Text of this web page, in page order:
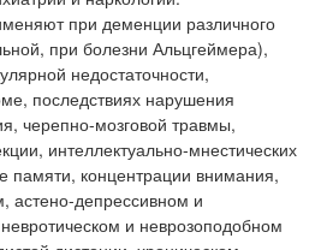
при деменции различного
при болезни Альцгеймера),
недостаточности,
последствиях нарушения
черепно-мозговой травмы,
интеллектуально-мнестических
памяти, концентрации внимания,
астено-депрессивном и
и неврозоподобном